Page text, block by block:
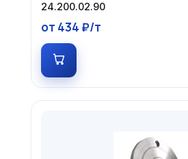
24.200.02.90
от 434 ₽/т